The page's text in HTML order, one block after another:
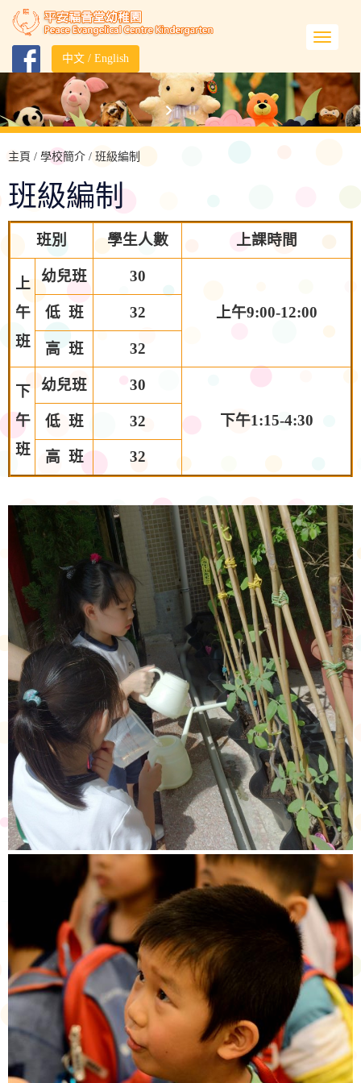
中文 / English
主頁 / 學校簡介 / 班級編制
班級編制
班別 學生人數 上課時間
上
午
班
幼兒班 30
上午9:00-12:00
低 班 32
高 班 32
下
午
班
幼兒班 30
下午1:15-4:30
低 班 32
高 班 32